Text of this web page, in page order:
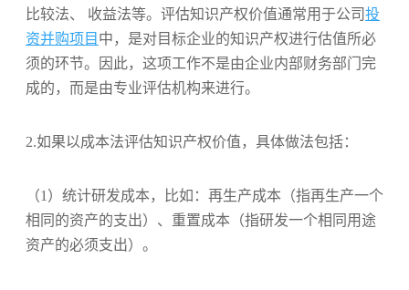
比较法、 收益法等。评估知识产权价值通常用于公司投
资并购项目 中，是对目标企业的知识产权进行估值所必
须的环节。因此，这项工作不是由企业内部财务部门完
成的，而是由专业评估机构来进行。
2.如果以成本法评估知识产权价值，具体做法包括：
（1） 统计研发成本，比如： 再生产成本（指再生产一个
相同的资产的支出）、 重置成本（指研发一个相同用途
资产的必须支出）。